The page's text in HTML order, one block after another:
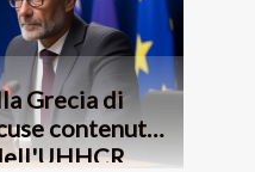
Grecia di
contenute